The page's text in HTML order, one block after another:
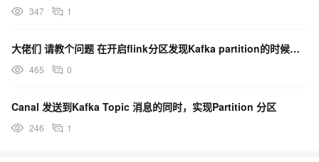
347 1
大佬们 请教个问题 在开启flink分区发现Kafka partition的时候，扩分区后会导致任？
465 0
Canal 发送到Kafka Topic 消息的同时，实现Partition 分区
246 1